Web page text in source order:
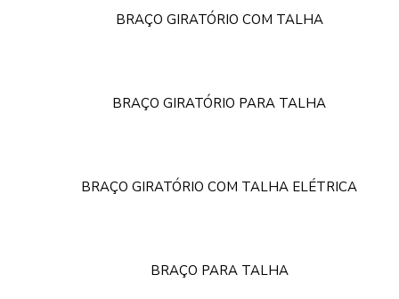
BRAÇO GIRATÓRIO COM TALHA
BRAÇO GIRATÓRIO PARA TALHA
BRAÇO GIRATÓRIO COM TALHA ELÉTRICA
BRAÇO PARA TALHA